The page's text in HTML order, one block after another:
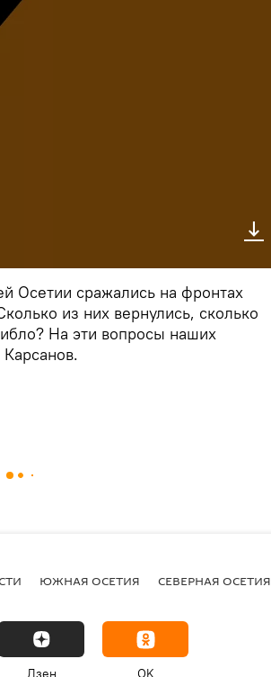
Осетии сражались на фронтах
из них вернулись, сколько
На эти вопросы наших
ЮЖНАЯ ОСЕТИЯ СЕВЕРНАЯ ОСЕТИЯ
Дзен OK